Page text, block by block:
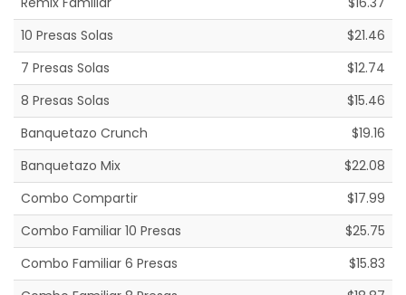
10 Presas Solas
$21.46
7 Presas Solas
$12.74
8 Presas Solas
$15.46
Banquetazo Crunch
$19.16
Banquetazo Mix
$22.08
Combo Compartir
$17.99
Combo Familiar 10 Presas
$25.75
Combo Familiar 6 Presas
$15.83